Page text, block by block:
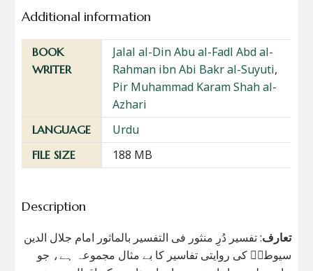
Additional information
BOOK
WRITER
Jalal al-Din Abu al-Fadl Abd al-
Rahman ibn Abi Bakr al-Suyuti,
Pir Muhammad Karam Shah al-
Azhari
LANGUAGE Urdu
FILE SIZE 188 MB
Description
تعارف: تفسیر دُرِ منثور فی التفسیر بالماثور امام جلال الدین
سیوطیؒ کی روایتی تفاسیر کا بے مثال مجموعہ ہے، جو